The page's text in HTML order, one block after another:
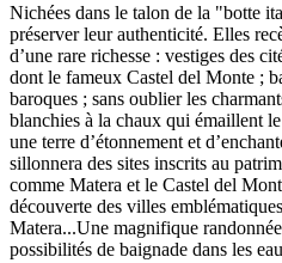
Nichées dans le talon de la "botte
préserver leur authenticité. Elles
d’une rare richesse : vestiges des
dont le fameux Castel del Monte ;
baroques ; sans oublier les
blanchies à la chaux qui émaillent
une terre d’étonnement et
sillonnera des sites inscrits au
comme Matera et le Castel del
découverte des villes
Matera...Une magnifique
possibilités de baignade dans les